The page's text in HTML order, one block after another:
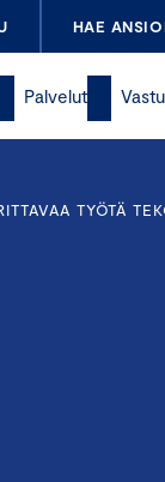
HAE
Palvelut
TYÖTÄ